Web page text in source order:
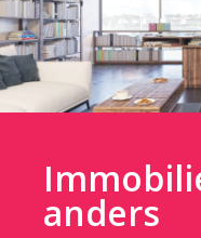
anders